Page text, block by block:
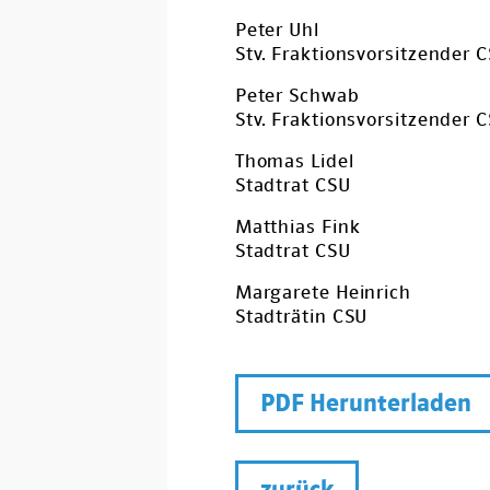
Peter Uhl
Stv. Fraktionsvorsitzender
Peter Schwab
Stv. Fraktionsvorsitzender
Thomas Lidel
Stadtrat CSU
Matthias Fink
Stadtrat CSU
Margarete Heinrich
Stadträtin CSU
PDF Herunterladen